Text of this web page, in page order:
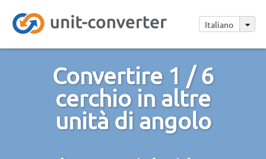
Italiano
Convertire 1 / 6
cerchio in altre
unità di angolo